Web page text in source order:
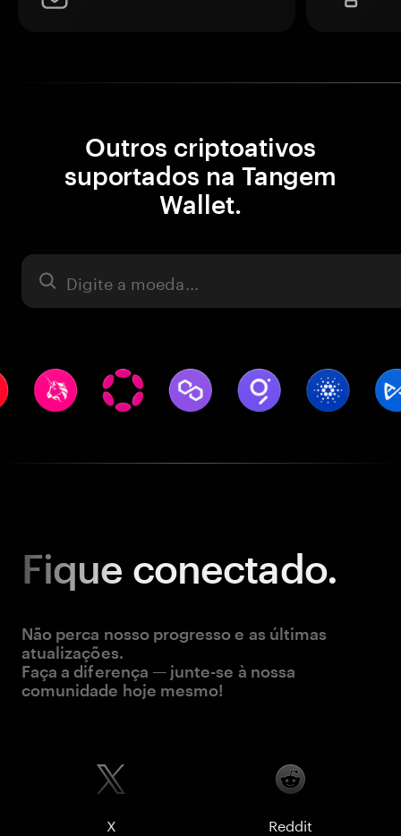
Outros criptoativos
suportados na Tangem
Wallet.
Ativo
Fique conectado.
Não perca nosso progresso e as últimas
atualizações.
Faça a diferença — junte-se à nossa
comunidade hoje mesmo!
X Reddit